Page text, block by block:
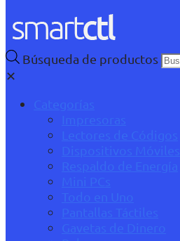
Búsqueda de productos
✕
Categorías
Impresoras
Lectores de Códigos
Dispositivos Móviles
Respaldo de Energía
Mini PCs
Todo en Uno
Pantallas Táctiles
Gavetas de Dinero